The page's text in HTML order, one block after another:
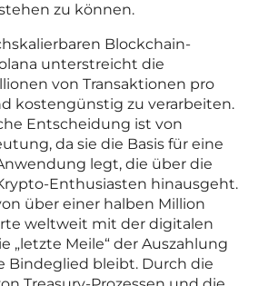
zu können.
Blockchain-
unterstreicht die
von Transaktionen pro
kostengünstig zu verarbeiten.
Entscheidung ist von
da sie die Basis für eine
legt, die über die
Enthusiasten hinausgeht.
über einer halben Million
weltweit mit der digitalen
„letzte Meile“ der Auszahlung
Bindeglied bleibt. Durch die